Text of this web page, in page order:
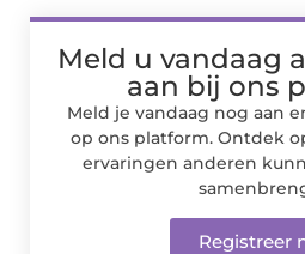
Meld u vandaag
aan bij ons
Meld je vandaag nog aan
op ons platform. Ontdek
ervaringen anderen
Registreer